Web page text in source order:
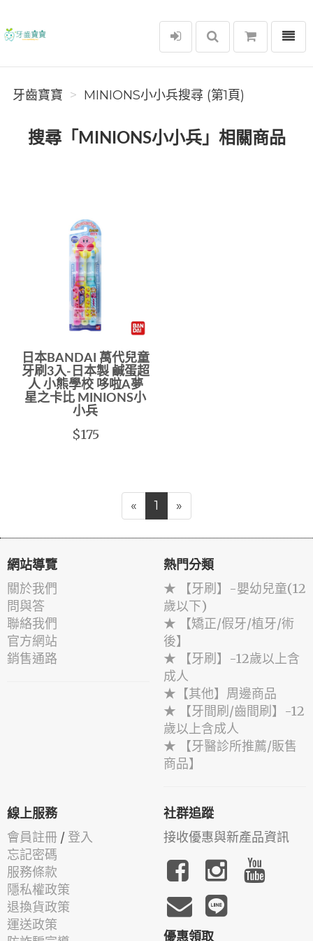
牙齒寶寶
選單
牙齒寶寶 MINIONS小小兵搜尋 (第1頁)
搜尋「MINIONS小小兵」相關商品
日本BANDAI 萬代兒童
牙刷3入-日本製 鹹蛋超
人 小熊學校 哆啦A夢
星之卡比 MINIONS小
小兵
$175
« 1 »
網站導覽
關於我們
問與答
聯絡我們
官方網站
銷售通路
熱門分類
★ 【牙刷】-嬰幼兒童(12
歲以下)
★ 【矯正/假牙/植牙/術
後】
★ 【牙刷】-12歲以上含
成人
★【其他】周邊商品
★ 【牙間刷/齒間刷】-12
歲以上含成人
★ 【牙醫診所推薦/販售
商品】
線上服務
會員註冊 / 登入
忘記密碼
服務條款
隱私權政策
退換貨政策
運送政策
社群追蹤
接收優惠與新產品資訊
優惠領取